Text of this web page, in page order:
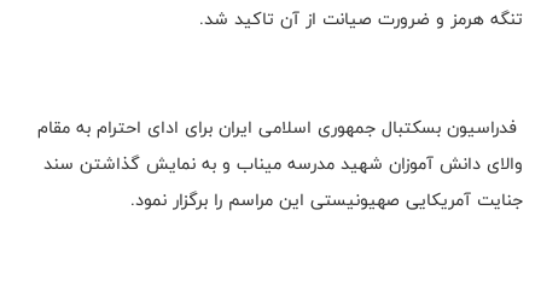
تنگه هرمز و ضرورت صیانت از آن تاکید شد.
فدراسیون بسکتبال جمهوری اسلامی ایران برای ادای احترام به مقام
والای دانش آموزان شهید مدرسه میناب و به نمایش گذاشتن سند
جنایت آمریکایی صهیونیستی این مراسم را برگزار نمود.